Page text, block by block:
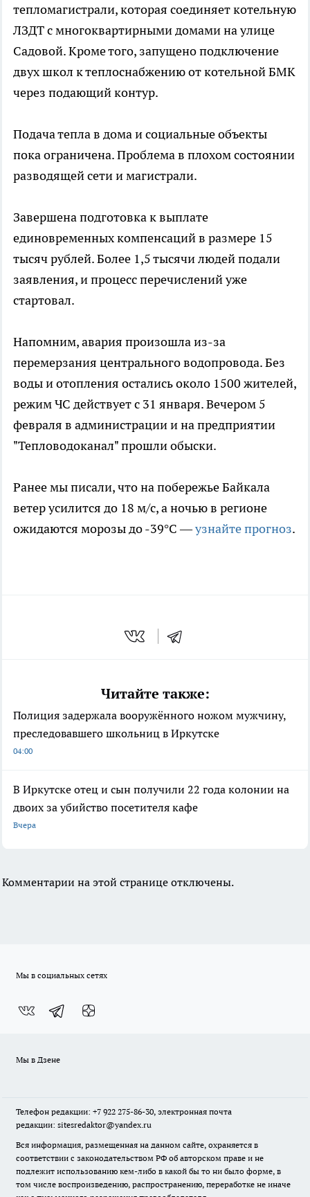
тепломагистрали, которая соединяет котельную
ЛЗДТ с многоквартирными домами на улице
Садовой. Кроме того, запущено подключение
двух школ к теплоснабжению от котельной БМК
через подающий контур.
Подача тепла в дома и социальные объекты
пока ограничена. Проблема в плохом состоянии
разводящей сети и магистрали.
Завершена подготовка к выплате
единовременных компенсаций в размере 15
тысяч рублей. Более 1,5 тысячи людей подали
заявления, и процесс перечислений уже
стартовал.
Напомним, авария произошла из-за
перемерзания центрального водопровода. Без
воды и отопления остались около 1500 жителей,
режим ЧС действует с 31 января. Вечером 5
февраля в администрации и на предприятии
"Тепловодоканал" прошли обыски.
Ранее мы писали, что на побережье Байкала
ветер усилится до 18 м/с, а ночью в регионе
ожидаются морозы до -39°C —узнайте прогноз.
Читайте также:
Полиция задержала вооружённого ножом мужчину,
преследовавшего школьниц в Иркутске
04:00
В Иркутске отец и сын получили 22 года колонии на
двоих за убийство посетителя кафе
Вчера
Комментарии на этой странице отключены.
Мы в социальных сетях
Мы в Дзене
Телефон редакции: +7 922 275-86-30, электронная почта
редакции: sitesredaktor@yandex.ru
Вся информация, размещенная на данном сайте, охраняется в
соответствии с законодательством РФ об авторском праве и не
подлежит использованию кем-либо в какой бы то ни было форме, в
том числе воспроизведению, распространению, переработке не иначе